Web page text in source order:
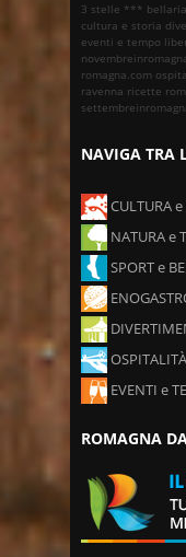
3 stelle ***
cultura e storia
eventi e tempo
romagna.com
ravenna ricette
NAVIGA TRA
CULTURA
NATURA e
SPORT e
EVENTI e
ROMAGNA